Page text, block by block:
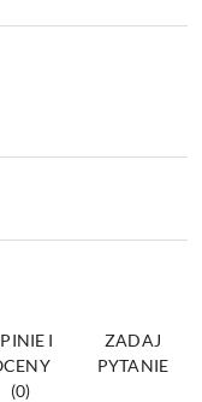
I
(0)
ZADAJ
PYTANIE